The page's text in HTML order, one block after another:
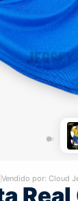
Vendido por: Cloud